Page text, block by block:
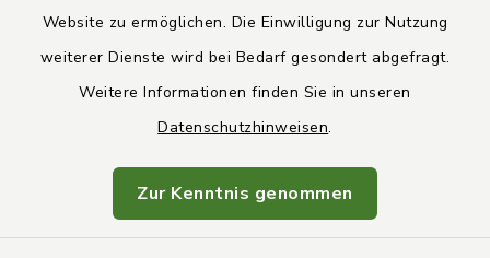
Website zu ermöglichen. Die Einwilligung zur Nutzung
weiterer Dienste wird bei Bedarf gesondert abgefragt.
Weitere Informationen finden Sie in unseren
Datenschutzhinweisen.
Zur Kenntnis genommen
Datenschutz
Impressum